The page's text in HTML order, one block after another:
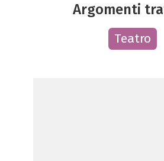
Argomenti
Teatro